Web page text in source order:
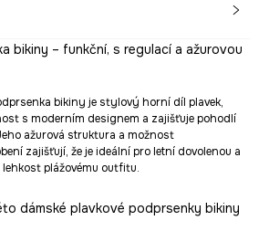
bikiny – funkční, s regulací a ažurovou
bikiny je stylový horní díl plavek,
s moderním designem a zajišťuje pohodlí
ažurová struktura a možnost
zajišťují, že je ideální pro letní dovolenou a
plážovému outfitu.
dámské plavkové podprsenky bikiny